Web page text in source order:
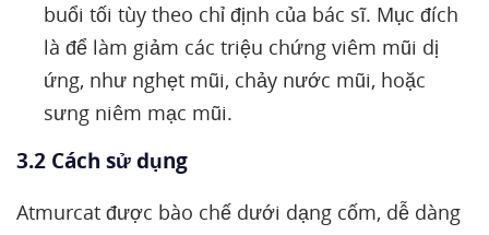
buổi tối tùy theo chỉ định của bác sĩ. Mục đích
là để làm giảm các triệu chứng viêm mũi dị
ứng, như nghẹt mũi, chảy nước mũi, hoặc
sưng niêm mạc mũi.
3.2 Cách sử dụng
Atmurcat được bào chế dưới dạng cốm, dễ dàng